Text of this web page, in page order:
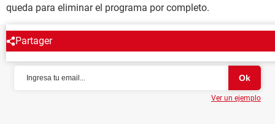
queda para eliminar el programa por completo.
Partager
NEWSLETTER
Ver un ejemplo